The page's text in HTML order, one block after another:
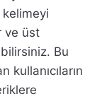
ve üst
Bu